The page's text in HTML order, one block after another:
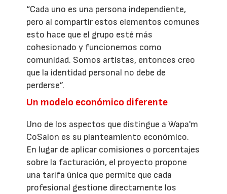
“Cada uno es una persona independiente,
pero al compartir estos elementos comunes
esto hace que el grupo esté más
cohesionado y funcionemos como
comunidad. Somos artistas, entonces creo
que la identidad personal no debe de
perderse”.
Un modelo económico diferente
Uno de los aspectos que distingue a Wapa'm
CoSalon es su planteamiento económico.
En lugar de aplicar comisiones o porcentajes
sobre la facturación, el proyecto propone
una tarifa única que permite que cada
profesional gestione directamente los